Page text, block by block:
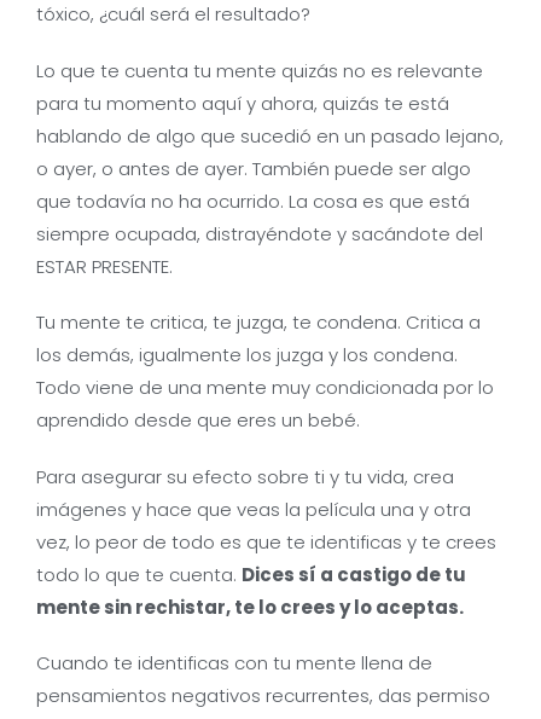
tóxico, ¿cuál será el resultado?
Lo que te cuenta tu mente quizás no es relevante
para tu momento aquí y ahora, quizás te está
hablando de algo que sucedió en un pasado lejano,
o ayer, o antes de ayer. También puede ser algo
que todavía no ha ocurrido. La cosa es que está
siempre ocupada, distrayéndote y sacándote del
ESTAR PRESENTE.
Tu mente te critica, te juzga, te condena. Critica a
los demás, igualmente los juzga y los condena.
Todo viene de una mente muy condicionada por lo
aprendido desde que eres un bebé.
Para asegurar su efecto sobre ti y tu vida, crea
imágenes y hace que veas la película una y otra
vez, lo peor de todo es que te identificas y te crees
todo lo que te cuenta. Dices sí a castigo de tu
mente sin rechistar, te lo crees y lo aceptas.
Cuando te identificas con tu mente llena de
pensamientos negativos recurrentes, das permiso